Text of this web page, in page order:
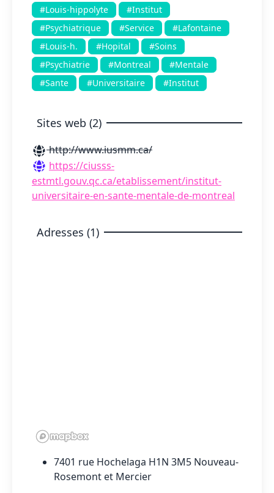
#Louis-hippolyte
#Institut
#Psychiatrique
#Service
#Lafontaine
#Louis-h.
#Hopital
#Soins
#Psychiatrie
#Montreal
#Mentale
#Sante
#Universitaire #Institut
Sites web (2)
http://www.iusmm.ca/
https://ciusss-
estmtl.gouv.qc.ca/etablissement/institut-
universitaire-en-sante-mentale-de-montreal
Adresses (1)
7401 rue Hochelaga H1N 3M5 Nouveau-
Rosemont et Mercier